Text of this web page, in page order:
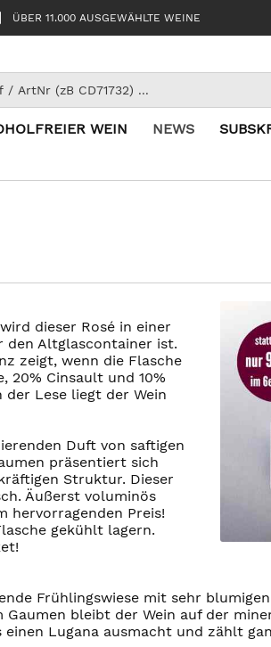
ÜBER 11.000 AUSGEWÄHLTE WEINE
WEIN NEWS
dieser Rosé in einer
den Altglascontainer ist.
zeigt, wenn die Flasche
20% Cinsault und 10%
Lese liegt der Wein
Duft von saftigen
präsentiert sich
Struktur. Dieser
Äußerst voluminös
hervorragenden Preis!
gekühlt lagern.
Frühlingswiese mit sehr
bleibt der Wein auf der
Lugana ausmacht und zählt